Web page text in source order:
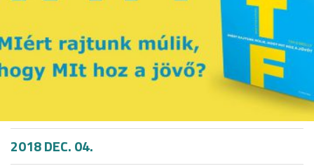
2018 DEC. 04.